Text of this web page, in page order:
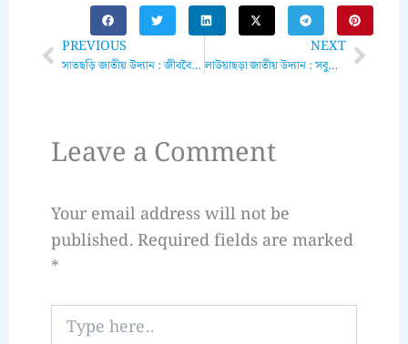
Prev
PREVIOUS
সাতছড়ি জাতীয় উদ্যান : জীববৈচিত্র্যে ভরপুর প্রাকৃতিক সৌন্দর্য
NEXT
লাউয়াছড়া জাতীয় উদ্যান : সবুজের সমারোহ ও জীববৈচিত্র্যের ঠিকানা Next
Leave a Comment
Your email address will not be
published. Required fields are marked
*
here..